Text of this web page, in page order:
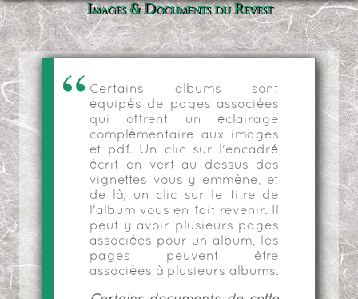
Images & Documents du Revest
Certains albums sont
équipés de pages associées
qui offrent un éclairage
complémentaire aux images
et pdf. Un clic sur l'encadré
écrit en vert au dessus des
vignettes vous y emmène, et
de là, un clic sur le titre de
l'album vous en fait revenir. Il
peut y avoir plusieurs pages
associées pour un album, les
pages peuvent être
associées à plusieurs albums.